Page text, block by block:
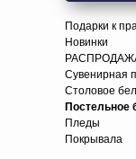
Подарки к
Новинки
Сувенирная
Столовое
Постельное
Пледы
Покрывала